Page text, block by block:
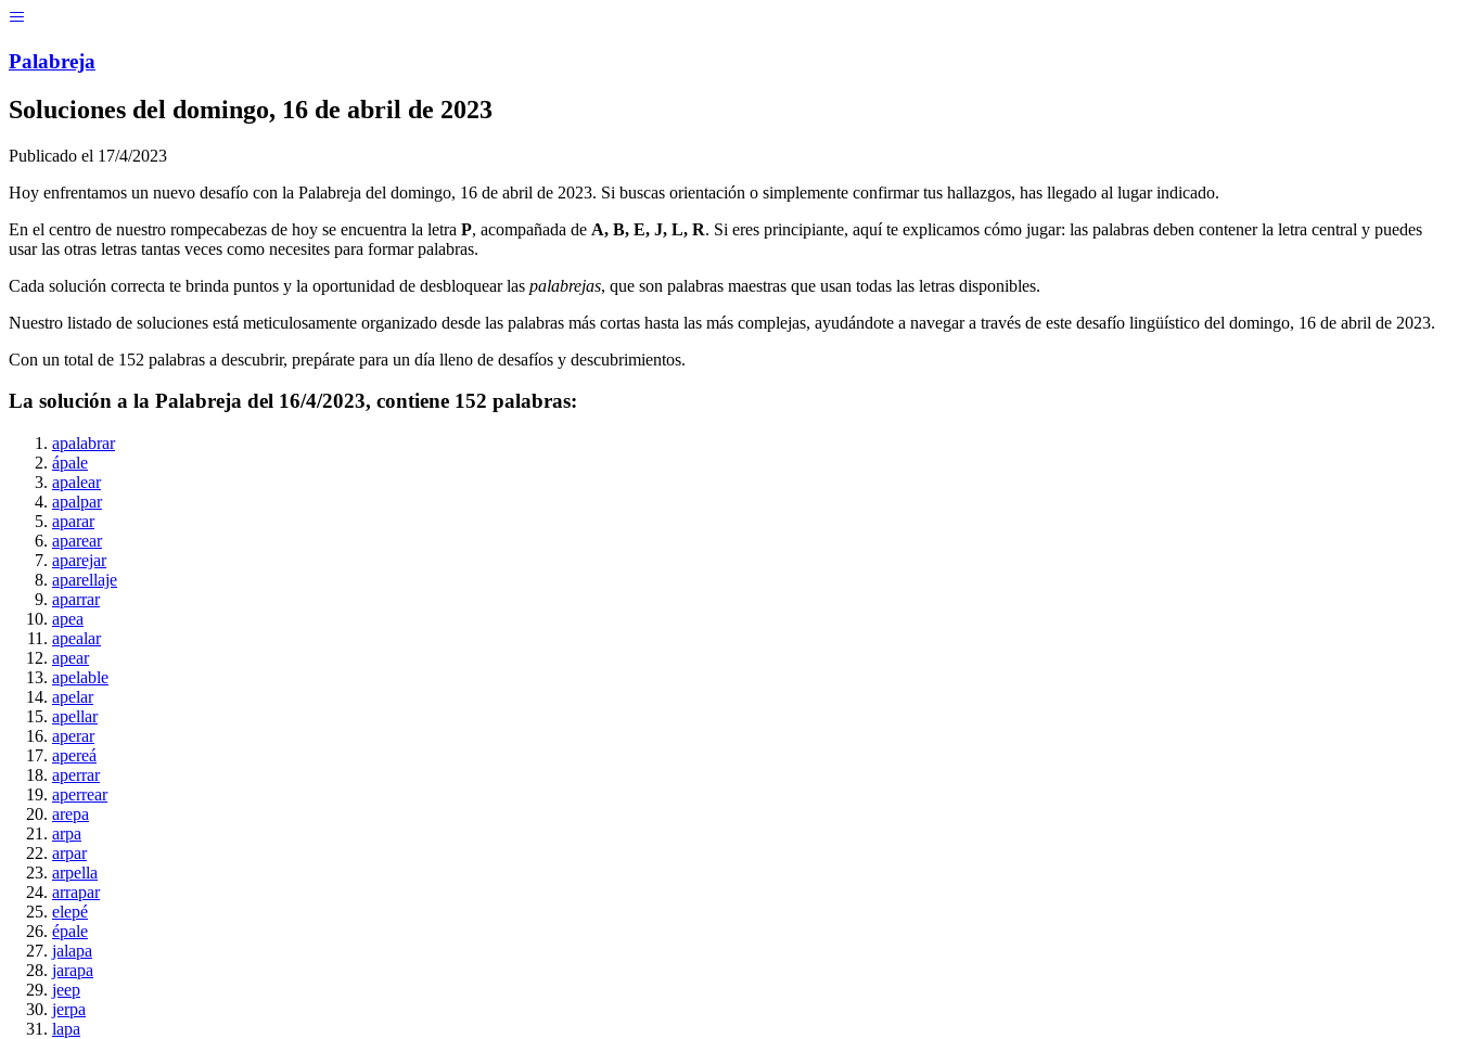
Palabreja
Soluciones del domingo, 16 de abril de 2023
Publicado el 17/4/2023
Hoy enfrentamos un nuevo desafío con la Palabreja del domingo, 16 de abril de 2023. Si buscas orientación o simplemente confirmar tus hallazgos, has llegado al lugar indicado.
En el centro de nuestro rompecabezas de hoy se encuentra la letra P, acompañada de A, B, E, J, L, R. Si eres principiante, aquí te explicamos cómo jugar: las palabras deben contener la letra central y puedes
usar las otras letras tantas veces como necesites para formar palabras.
Cada solución correcta te brinda puntos y la oportunidad de desbloquear las palabrejas, que son palabras maestras que usan todas las letras disponibles.
Nuestro listado de soluciones está meticulosamente organizado desde las palabras más cortas hasta las más complejas, ayudándote a navegar a través de este desafío lingüístico del domingo, 16 de abril de 2023.
Con un total de 152 palabras a descubrir, prepárate para un día lleno de desafíos y descubrimientos.
La solución a la Palabreja del 16/4/2023, contiene 152 palabras:
apalabrar
ápale
apalear
apalpar
aparar
aparear
aparejar
aparellaje
aparrar
apea
apealar
apear
apelable
apelar
apellar
aperar
apereá
aperrar
aperrear
arepa
arpa
arpar
arpella
arrapar
elepé
épale
jalapa
jarapa
jeep
jerpa
lapa